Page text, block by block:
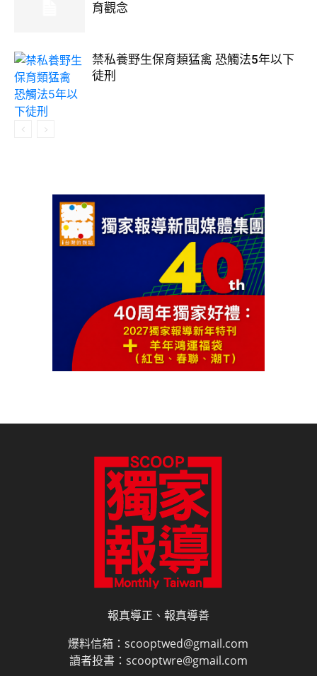
育觀念
禁私養野生保育類猛禽 恐觸法5年以下
徒刑
報真導正、報真導善
爆料信箱：scooptwed@gmail.com
讀者投書：scooptwre@gmail.com